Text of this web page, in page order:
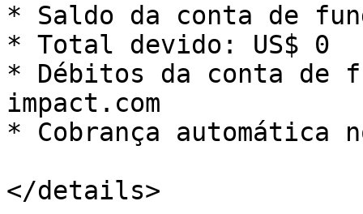
* Saldo da conta de
* Total devido: US$ 0
* Débitos da conta de
impact.com
* Cobrança automática
</details>